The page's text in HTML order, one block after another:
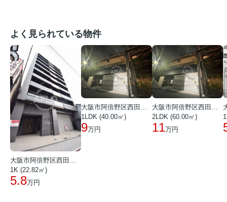
よく見られている物件
1K (22.82㎡)
5.8万円
1LDK (40.00㎡)
9万円
2LDK (60.00㎡)
11万円